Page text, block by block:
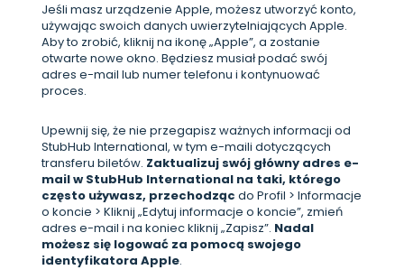
Jeśli masz urządzenie Apple, możesz utworzyć konto,
używając swoich danych uwierzytelniających Apple.
Aby to zrobić, kliknij na ikonę „Apple”, a zostanie
otwarte nowe okno. Będziesz musiał podać swój
adres e-mail lub numer telefonu i kontynuować
proces.
Upewnij się, że nie przegapisz ważnych informacji od
StubHub International, w tym e-maili dotyczących
transferu biletów. Zaktualizuj swój główny adres e-
mail w StubHub International na taki, którego
często używasz, przechodząc do Profil > Informacje
o koncie > Kliknij „Edytuj informacje o koncie”, zmień
adres e-mail i na koniec kliknij „Zapisz”. Nadal
możesz się logować za pomocą swojego
identyfikatora Apple.